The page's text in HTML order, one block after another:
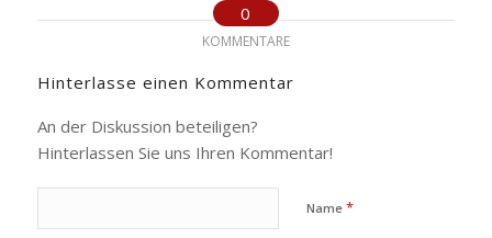
0
KOMMENTARE
Hinterlasse einen Kommentar
An der Diskussion beteiligen?
Hinterlassen Sie uns Ihren Kommentar!
Name *